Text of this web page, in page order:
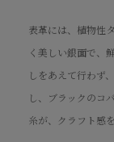
表革には、植物性
く美しい銀面で、
しをあえて行わず
し、ブラックのコ
糸が、クラフト感
裏革には、経年変
採用。表革と対比
エンドピース（取
のアップルウォッ
デザイン性とマッ
時計専用ドライバ
エンドピースと同
的な時計バンドの
時のフィット感も